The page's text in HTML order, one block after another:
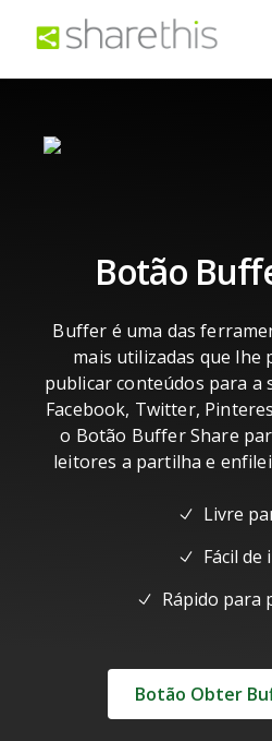
Botão
Buffer é uma das
mais utilizadas que lhe
publicar conteúdos para a
Facebook, Twitter,
o Botão Buffer Share
leitores a partilha e
Livre
Fácil de
Rápido para
Botão Obter